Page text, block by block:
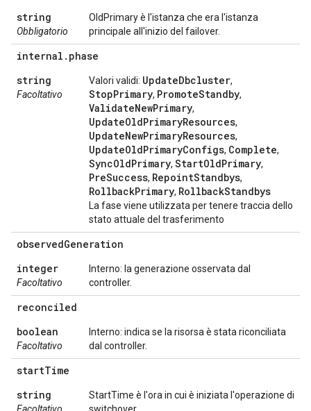
string
Obbligatorio
OldPrimary è l'istanza che era l'istanza
principale all'inizio del failover.
internal . phase
string
Facoltativo
Valori validi: UpdateDbcluster,
StopPrimary, PromoteStandby,
ValidateNewPrimary,
UpdateOldPrimaryResources,
UpdateNewPrimaryResources,
UpdateOldPrimaryConfigs, Complete,
SyncOldPrimary, StartOldPrimary,
PreSuccess, RepointStandbys,
RollbackPrimary, RollbackStandbys
La fase viene utilizzata per tenere traccia dello
stato attuale del trasferimento
observedGeneration
integer
Facoltativo
Interno: la generazione osservata dal
controller.
reconciled
boolean
Facoltativo
Interno: indica se la risorsa è stata riconciliata
dal controller.
startTime
string
StartTime è l'ora in cui è iniziata l'operazione di